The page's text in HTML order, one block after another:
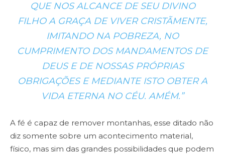
QUE NOS ALCANCE DE SEU DIVINO
FILHO A GRAÇA DE VIVER CRISTÃMENTE,
IMITANDO NA POBREZA, NO
CUMPRIMENTO DOS MANDAMENTOS DE
DEUS E DE NOSSAS PRÓPRIAS
OBRIGAÇÕES E MEDIANTE ISTO OBTER A
VIDA ETERNA NO CÉU. AMÉM.”
A fé é capaz de remover montanhas, esse ditado não
diz somente sobre um acontecimento material,
físico, mas sim das grandes possibilidades que podem